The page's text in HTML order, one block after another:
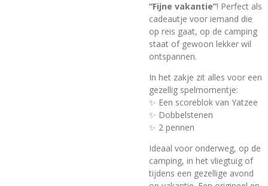
“Fijne vakantie”! Perfect als
cadeautje voor iemand die
op reis gaat, op de camping
staat of gewoon lekker wil
ontspannen.
In het zakje zit alles voor een
gezellig spelmomentje:
✨ Een scoreblok van Yatzee
✨ Dobbelstenen
✨ 2 pennen
Ideaal voor onderweg, op de
camping, in het vliegtuig of
tijdens een gezellige avond